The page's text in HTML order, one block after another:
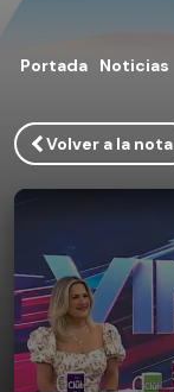
Portada Noticias
Volver a la nota